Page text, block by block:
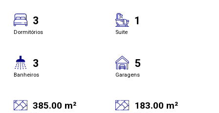
3
Dormitórios
1
Suite
3
Banheiros
5
Garagens
385.00 m² 183.00 m²